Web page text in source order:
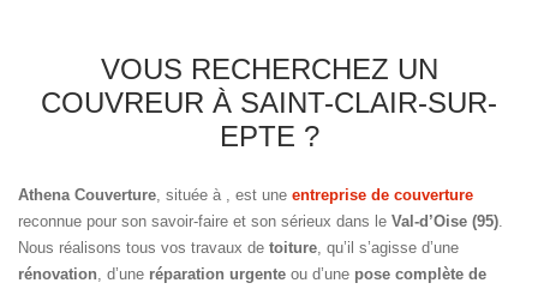
VOUS RECHERCHEZ UN
COUVREUR À SAINT-CLAIR-SUR-
EPTE ?
Athena Couverture , située à , est une entreprise de couverture
reconnue pour son savoir-faire et son sérieux dans le Val-d’Oise (95)
Nous réalisons tous vos travaux de toiture , qu’il s’agisse d’une
rénovation , d’une réparation urgente ou d’une pose complète de